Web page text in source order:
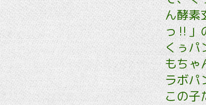
ん酵素
っ‼️」
くぅパ
もちゃ
ラボパ
この子